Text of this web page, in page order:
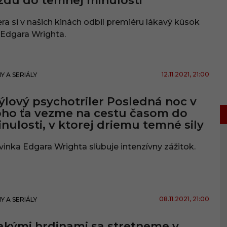
si v našich kinách odbil premiéru lákavý kúsok
Wrighta.
A SERIÁLY 12.11.2021, 21:00
psychotriler Posledná noc v
ťa vezme na cestu časom do
v ktorej driemu temné sily
Edgara Wrighta sľubuje intenzívny zážitok.
A SERIÁLY 08.11.2021, 21:00